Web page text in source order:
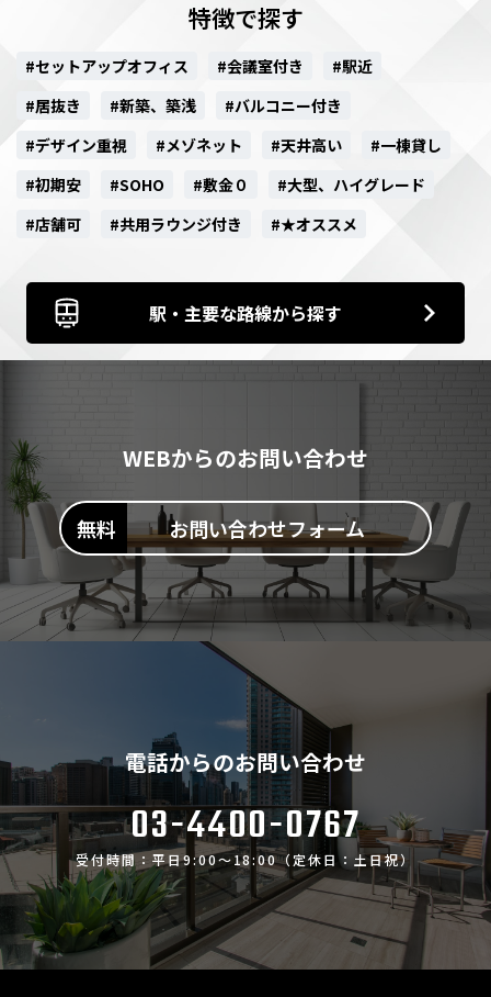
特徴で探す
#セットアップオフィス #会議室付き
#駅近
#居抜き
#新築、築浅
#バルコニー付き
#デザイン重視
#メゾネット #天井高い
#一棟貸し
#初期安
#SOHO #敷金０
#大型、ハイグレード
#店舗可
#共用ラウンジ付き #★オススメ
駅・主要な路線から探す
WEBからのお問い合わせ
お問い合わせフォーム
電話からのお問い合わせ
03-4400-0767
受付時間：平日9:00～18:00（定休日：土日祝）